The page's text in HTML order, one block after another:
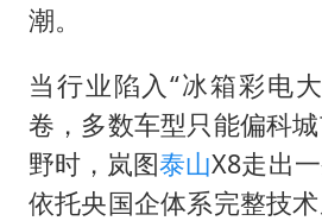
奋进开新
潮。
当行业陷入“冰箱彩电
卷，多数车型只能偏科
野时，岚图泰山X8走出
依托央国企体系完整技